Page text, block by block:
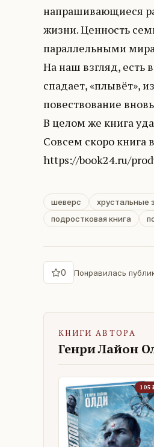
напрашивающиеся
жизни. Ценность
параллельными
На наш взгляд, есть
спадает, «плывёт»,
повествование
В целом же книга
Совсем скоро книга
https://book24.ru/
шеверс хрустальные
подростковая книга
0 Понравилась
КНИГИ АВТОРА
Генри Лайон
105